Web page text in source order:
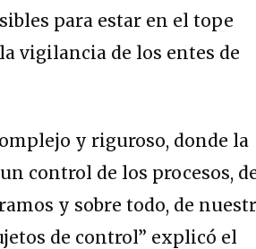
para estar en el tope
vigilancia de los entes de
y riguroso, donde la
control de los procesos,
y sobre todo, de
de control” explicó el